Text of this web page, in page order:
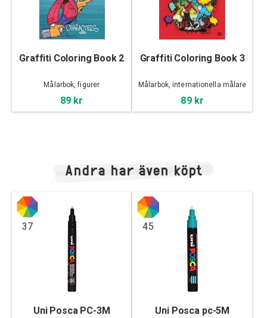
Graffiti Coloring Book 2
Målarbok, figurer
89 kr
Graffiti Coloring Book 3
Målarbok, internationella målare
89 kr
Andra har även köpt
37
Uni Posca PC-3M
45
Uni Posca pc-5M